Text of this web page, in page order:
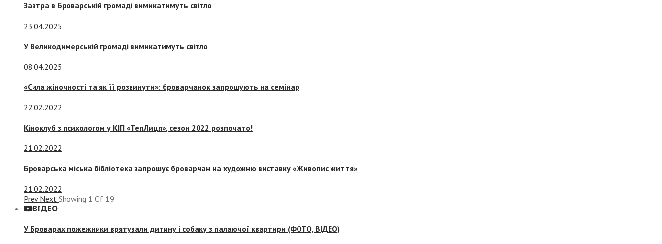
Завтра в Броварській громаді вимикатимуть світло
23.04.2025
У Великодимерській громаді вимикатимуть світло
08.04.2025
«Сила жіночності та як її розвинути»: броварчанок запрошують на семінар
22.02.2022
Кіноклуб з психологом у КІП «ТепЛиця», сезон 2022 розпочато!
21.02.2022
Броварська міська бібліотека запрошує броварчан на художню виставку «Живопис життя»
21.02.2022
Prev Next Showing 1 Of 19
ВІДЕО
У Броварах пожежники врятували дитину і собаку з палаючої квартири (ФОТО, ВІДЕО)